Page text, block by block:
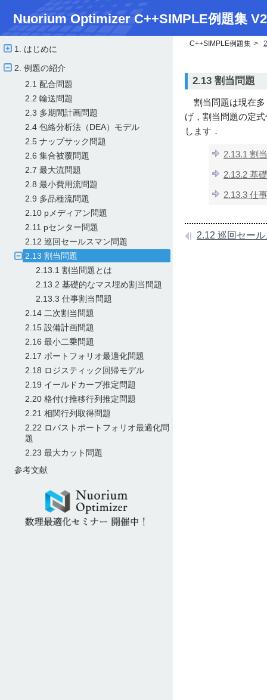
Nuorium Optimizer C++SIMPLE例題集
1. はじめに
2. 例題の紹介
2.1 配合問題
2.2 輸送問題
2.3 多期間計画問題
2.4 包絡分析法（DEA）モデル
2.5 ナップサック問題
2.6 集合被覆問題
2.7 最大流問題
2.8 最小費用流問題
2.9 多品種流問題
2.10 pメディアン問題
2.11 pセンター問題
2.12 巡回セールスマン問題
2.13 割当問題
2.13.1 割当問題とは
2.13.2 基礎的なマス埋め割当問題
2.13.3 仕事割当問題
2.14 二次割当問題
2.15 設備計画問題
2.16 最小二乗問題
2.17 ポートフォリオ最適化問題
2.18 ロジスティック回帰モデル
2.19 イールドカーブ推定問題
2.20 格付け推移行列推定問題
2.21 相関行列取得問題
2.22 ロバストポートフォリオ最適化問
題
2.23 最大カット問題
参考文献
C++SIMPLE例題集
2.13 割当問題
割当問題は現在多
げ，割当問題の定
します．
2.13.1 割
2.13.2 基
2.13.3 仕
2.12 巡回セー